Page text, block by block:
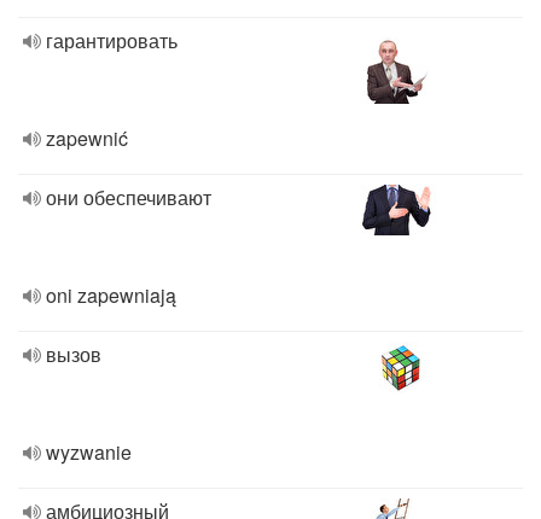
гарантировать
zapewnić
они обеспечивают
oni zapewniają
вызов
wyzwanie
амбициозный